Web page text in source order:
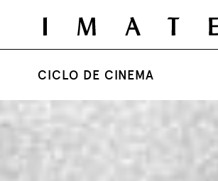
CICLO DE CINEMA